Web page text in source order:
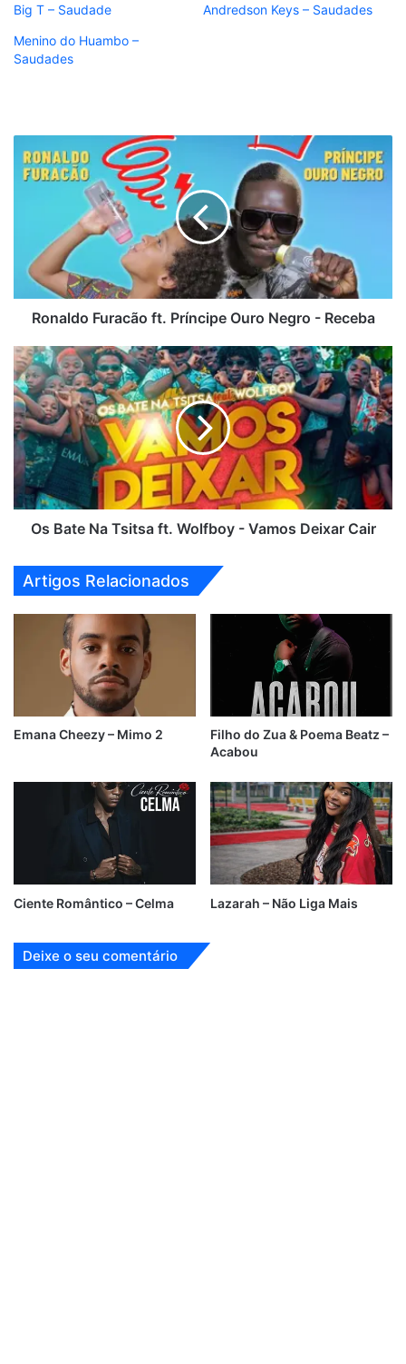
Big T – Saudade
Andredson Keys – Saudades
Menino do Huambo –
Saudades
Furacão
ft.
Receba
Ronaldo Furacão ft. Príncipe Ouro Negro - Receba
Os
Bate
Na
Tsitsa
ft.
Wolfboy
Vamos
Deixar
CairOs Bate Na Tsitsa ft. Wolfboy - Vamos Deixar Cair
Artigos Relacionados
Emana Cheezy – Mimo 2
Filho do Zua & Poema Beatz –
Acabou
Ciente Romântico – Celma Lazarah – Não Liga Mais
Deixe o seu comentário